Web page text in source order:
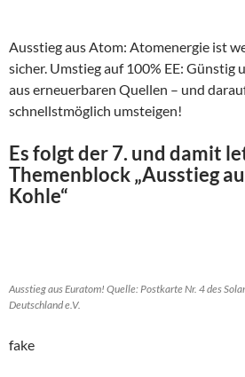
Ausstieg aus Atom: Atomenergie ist
sicher. Umstieg auf 100% EE: Günstig
aus erneuerbaren Quellen – und
schnellstmöglich umsteigen!
Es folgt der 7. und damit
Themenblock „Ausstieg
Kohle“
Ausstieg aus Euratom! Quelle: Postkarte Nr. 4 des
Deutschland e.V.
fake